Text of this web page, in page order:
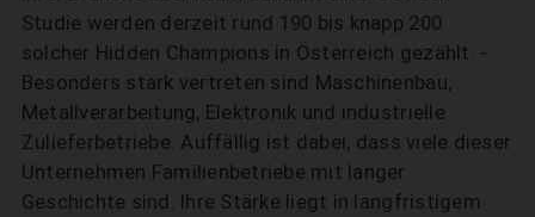
Studie werden derzeit rund 190 bis knapp 200
solcher Hidden Champions in Österreich gezählt. ­
Besonders stark vertreten sind Maschinenbau,
Metallverarbeitung, Elektronik und industrielle
Zulieferbetriebe. Auffällig ist dabei, dass viele dieser
Unternehmen Familienbetriebe mit langer
Geschichte sind. Ihre Stärke liegt in langfristigem